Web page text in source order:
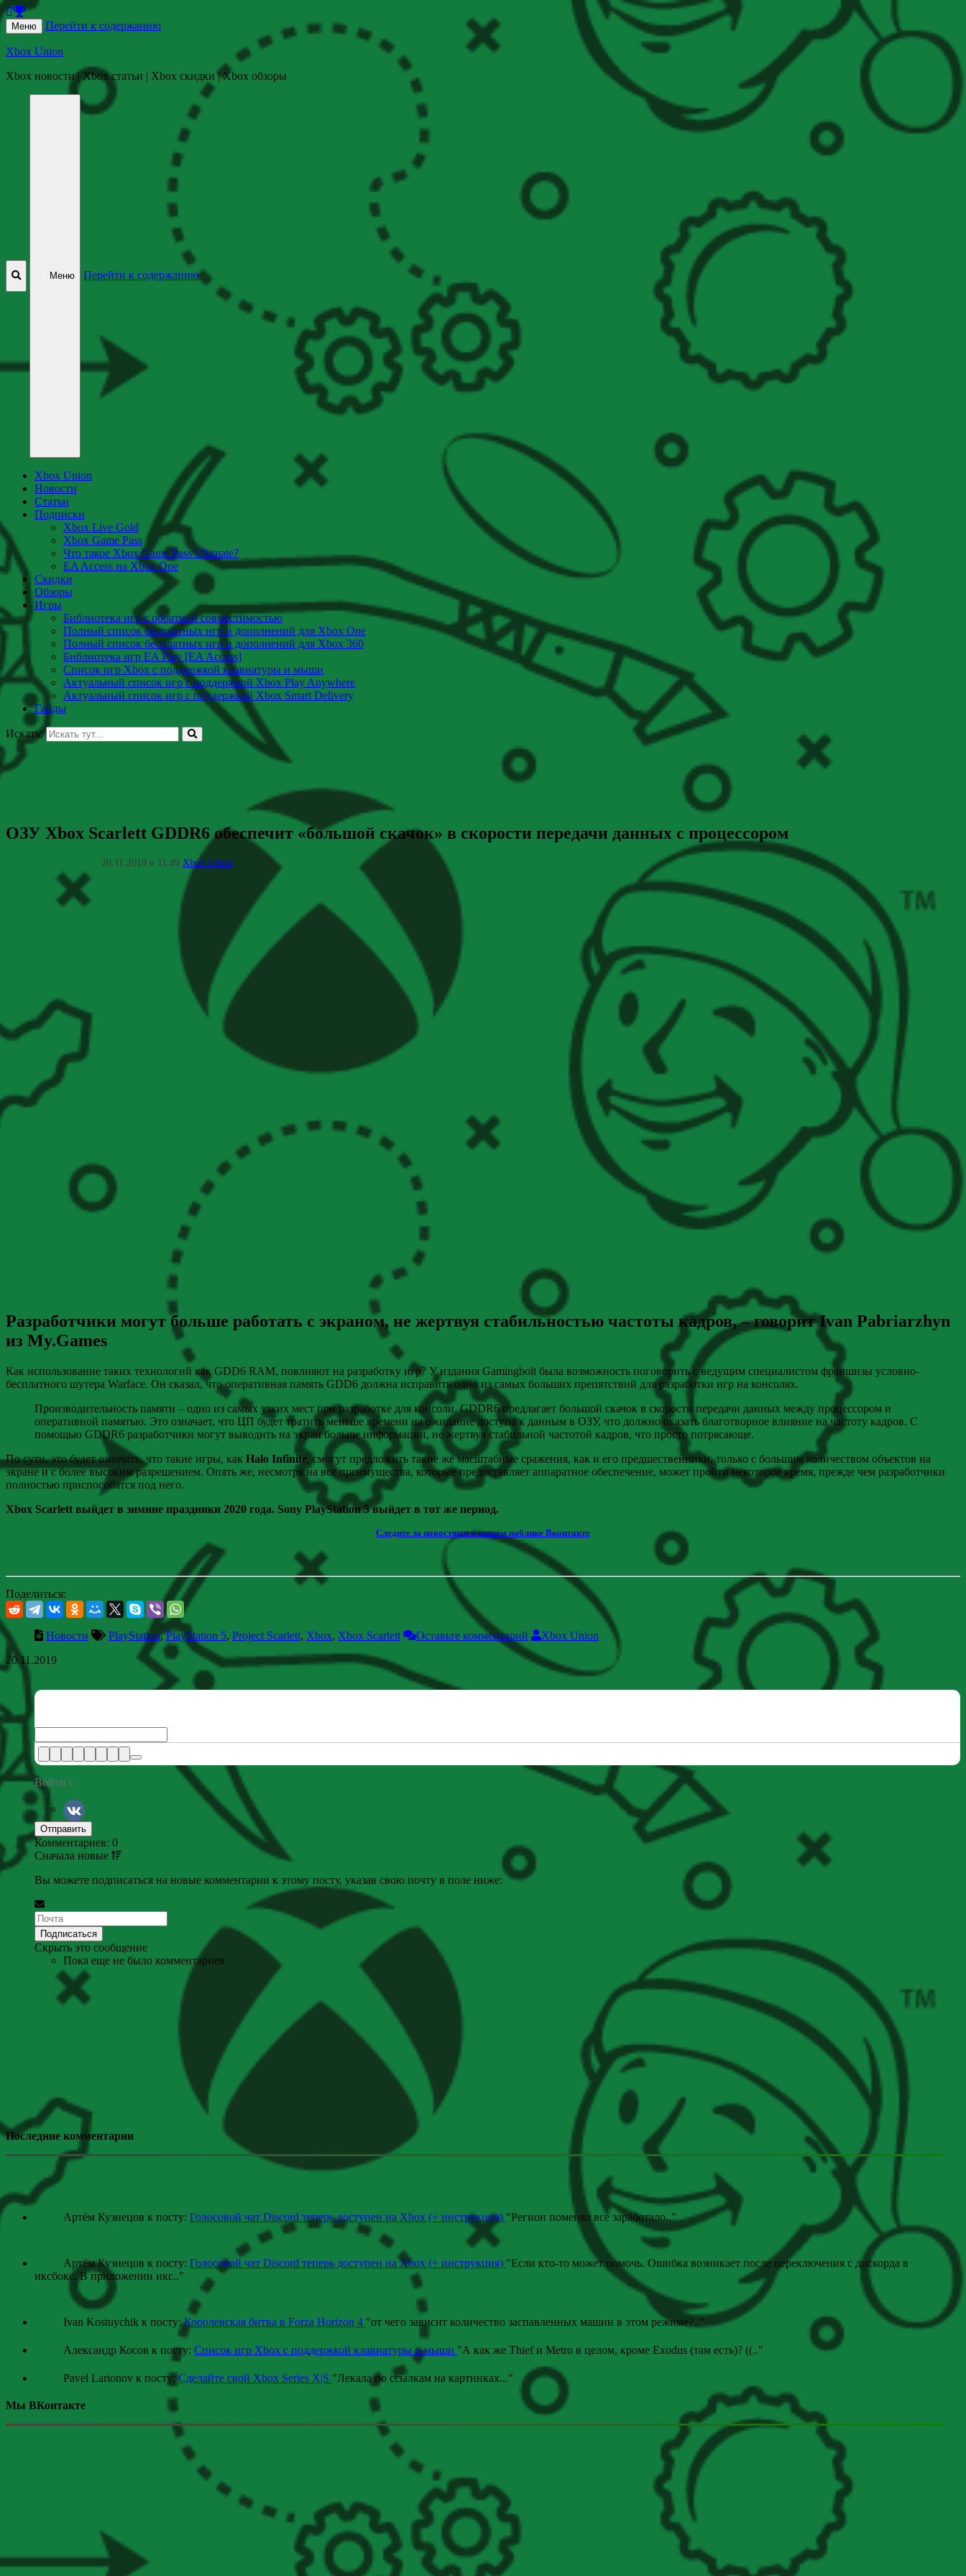
Меню Перейти к содержанию
Xbox Union
Xbox новости | Xbox статьи | Xbox скидки | Xbox обзоры
Меню Перейти к содержанию
Xbox Union
Новости
Статьи
Подписки
Xbox Live Gold
Xbox Game Pass
Что такое Xbox Game Pass Ultimate?
EA Access на Xbox One
Скидки
Обзоры
Игры
Библиотека игр с обратной совместимостью
Полный список бесплатных игр и дополнений для Xbox One
Полный список бесплатных игр и дополнений для Xbox 360
Библиотека игр EA Play [EA Access]
Список игр Xbox c поддержкой клавиатуры и мыши
Актуальный список игр с поддержкой Xbox Play Anywhere
Актуальный список игр с поддержкой Xbox Smart Delivery
Гайды
Искать:
ОЗУ Xbox Scarlett GDDR6 обеспечит «большой скачок» в скорости передачи данных с процессором
20.11.2019 в 11:49 Xbox Union
Разработчики могут больше работать с экраном, не жертвуя стабильностью частоты кадров, – говорит Ivan Pabriarzhyn
из My.Games
Как использование таких технологий как GDD6 RAM, повлияют на разработку игр? У издания Gamingbolt была возможность поговорить с ведущим специалистом франшизы условно-
бесплатного шутера Warface. Он сказал, что оперативная память GDD6 должна исправить одно из самых больших препятствий для разработки игр на консолях.
Производительность памяти – одно из самых узких мест при разработке для консоли. GDDR6 предлагает большой скачок в скорости передачи данных между процессором и
оперативной памятью. Это означает, что ЦП будет тратить меньше времени на ожидание доступа к данным в ОЗУ, что должно оказать благотворное влияние на частоту кадров. С
помощью GDDR6 разработчики могут выводить на экран больше информации, не жертвуя стабильной частотой кадров, что просто потрясающе.
По сути, это будет означать, что такие игры, как Halo Infinite, смогут предложить такие же масштабные сражения, как и его предшественники, только с большим количеством объектов на
экране и с более высоким разрешением. Опять же, несмотря на все преимущества, которые предоставляет аппаратное обеспечение, может пройти некоторое время, прежде чем разработчики
полностью приспособятся под него.
Xbox Scarlett выйдет в зимние праздники 2020 года. Sony PlayStation 5 выйдет в тот же период.
Следите за новостями в нашем паблике Вконтакте
Поделиться:
Новости PlayStation,PlayStation 5, Project Scarlett, Xbox, Xbox Scarlett Оставьте комментарий
Xbox Union
20.11.2019
Войти с
Комментариев: 0
Сначала новые
Вы можете подписаться на новые комментарии к этому посту, указав свою почту в поле ниже:
Скрыть это сообщение
Пока еще не было комментариев
Последние комментарии
Артём Кузнецов к посту: Голосовой чат Discord теперь доступен на Xbox (+ инструкция) "Регион поменял все заработало.."
Артём Кузнецов к посту: Голосовой чат Discord теперь доступен на Xbox (+ инструкция) "Если кто-то может помочь. Ошибка возникает после переключения с дискорда в
иксбокс. В приложении икс.."
Ivan Kostuychik к посту:Королевская битва в Forza Horizon 4 "от чего зависит количество заспавленных машин в этом режиме?.."
Александр Косов к посту: Список игр Xbox c поддержкой клавиатуры и мыши "А как же Thief и Metro в целом, кроме Exodus (там есть)? ((.."
Pavel Larionov к посту:Сделайте свой Xbox Series X|S "Лекала по ссылкам на картинках..."
Мы ВКонтакте